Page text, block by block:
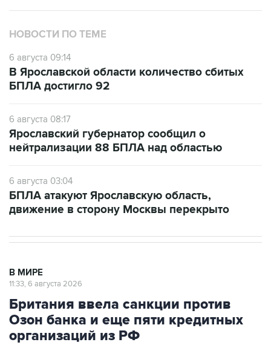
НОВОСТИ ПО ТЕМЕ
6 августа 09:14
В Ярославской области количество сбитых
БПЛА достигло 92
6 августа 08:17
Ярославский губернатор сообщил о
нейтрализации 88 БПЛА над областью
6 августа 03:04
БПЛА атакуют Ярославскую область,
движение в сторону Москвы перекрыто
В МИРЕ
11:33, 6 августа 2026
Британия ввела санкции против
Озон банка и еще пяти кредитных
организаций из РФ